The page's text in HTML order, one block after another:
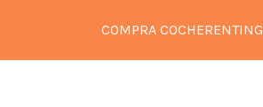
COMPRA COCHERENTING